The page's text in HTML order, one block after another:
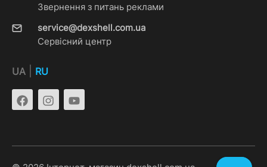
Звернення з питань реклами
service@dexshell.com.ua
Сервісний центр
UA RU